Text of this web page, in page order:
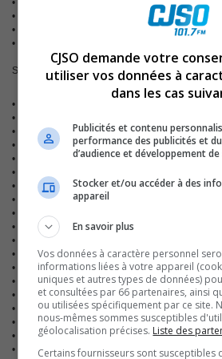
•
Cégep de St-Jean-sur-Richelieu
•
•
Collège Champlain – campus Saint-Lambert
•
Santé et services sociaux
•
•
•
R en dépendance Le Virage
•
CA Marcelle-Ferron inc.
•
Centre de réadaptation en dépendance
•
•
Centre montérégien de réadaptation
•
CHSLD Résidence Sorel–Tracy
•
CHSLD Vigi Santé
•
CRDI Montérégie-Est
•
CSSS Champlain-Charles-LeMoyne
•
CSSS de la Haute-Yamaska
•
CSSS de Richelieu–Yamaska
•
CSSS de Vaudreuil-Soulanges
•
CSSS du Haut-Saint-Laurent
•
CSSS du Suroît
•
CSSS Haut-Richelieu-Rouville
•
CSSS Jardins-Roussillon
•
CSSS La Pommeraie
CJSO demande votre
utiliser vos données à
dans les cas
Publicités et contenu
performance des publicités et
d’audience et développement de
Stocker et/ou accéder à des
appareil
En savoir plus
Vos données à caractère personnel
informations liées à votre appareil
uniques et autres types de données)
et consultées par 66 partenaires, ainsi
ou utilisées spécifiquement par ce site.
nous-mêmes sommes susceptibles
géolocalisation précises. Liste des
Certains fournisseurs sont susceptibles